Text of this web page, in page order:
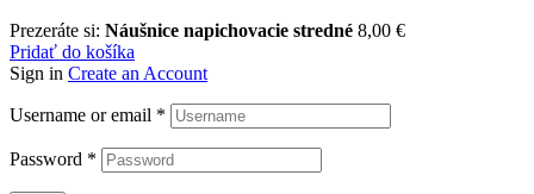
Prezeráte si: Náušnice napichovacie stredné 8,00 €
Pridať do košíka
Sign in Create an Account
Username or email *
Password *